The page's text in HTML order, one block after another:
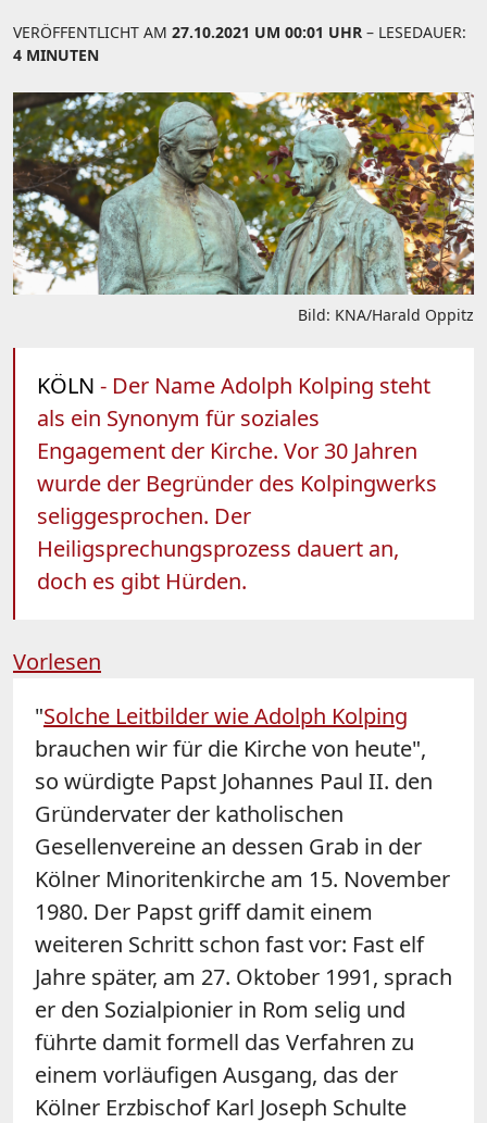
VERÖFFENTLICHT AM 27.10.2021 UM 00:01 UHR – LESEDAUER:
4 MINUTEN
Bild: KNA/Harald Oppitz
KÖLN - Der Name Adolph Kolping steht
als ein Synonym für soziales
Engagement der Kirche. Vor 30 Jahren
wurde der Begründer des Kolpingwerks
seliggesprochen. Der
Heiligsprechungsprozess dauert an,
doch es gibt Hürden.
Vorlesen
"Solche Leitbilder wie Adolph Kolping
brauchen wir für die Kirche von heute",
so würdigte Papst Johannes Paul II. den
Gründervater der katholischen
Gesellenvereine an dessen Grab in der
Kölner Minoritenkirche am 15. November
1980. Der Papst griff damit einem
weiteren Schritt schon fast vor: Fast elf
Jahre später, am 27. Oktober 1991, sprach
er den Sozialpionier in Rom selig und
führte damit formell das Verfahren zu
einem vorläufigen Ausgang, das der
Kölner Erzbischof Karl Joseph Schulte